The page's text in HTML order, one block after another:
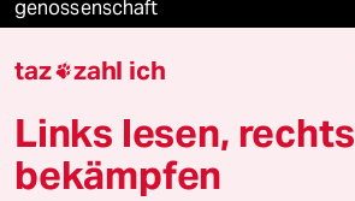
genossenschaft
taz zahl ich
recherchefonds ausland
panterstiftung
taz zahl ich
Links lesen, rechts
bekämpfen